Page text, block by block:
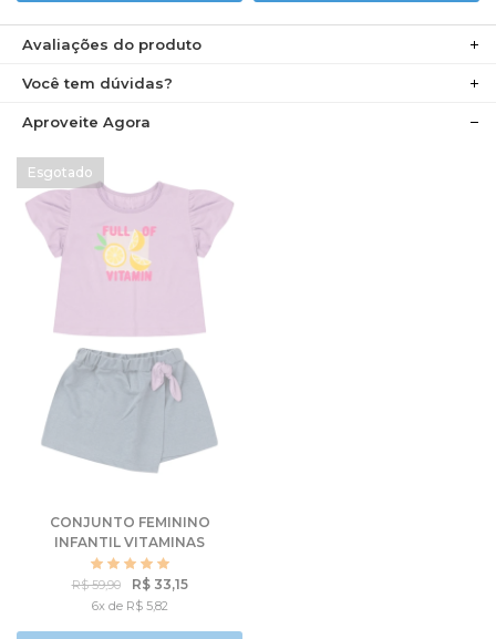
Avaliações do produto
Você tem dúvidas?
Aproveite Agora
CONJUNTO FEMININO
INFANTIL VITAMINAS
R$ 59,90 R$ 33,15
6x de R$ 5,82